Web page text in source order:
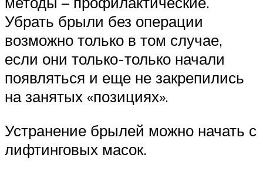
Убрать брыли без операции
возможно только в том случае,
если они только-только начали
появляться и еще не закрепились
на занятых «позициях».
Устранение брылей можно начать с
лифтинговых масок.